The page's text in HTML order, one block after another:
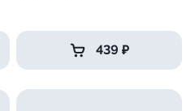
439 ₽